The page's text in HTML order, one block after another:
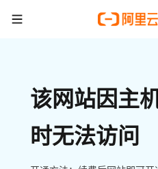
该网站因主
时无法访问